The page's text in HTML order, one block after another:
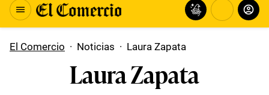
El Comercio · Noticias · Laura Zapata
Laura Zapata